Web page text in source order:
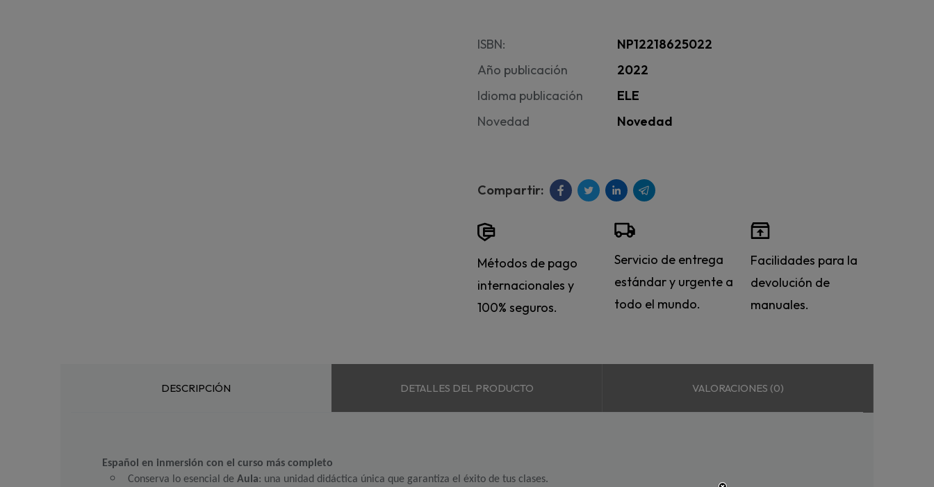
ISBN:
NP12218625022
Año publicación
2022
Idioma publicación
ELE
Novedad
Novedad
Métodos de pago
internacionales y
100% seguros.
Servicio de entrega
estándar y urgente a
todo el mundo.
Facilidades para la
devolución de
manuales.
DESCRIPCIÓN DETALLES DEL PRODUCTO VALORACIONES (0)
Español en inmersión con el curso más completo
Conserva lo esencial de Aula: una unidad didáctica única que garantiza el éxito de tus clases.